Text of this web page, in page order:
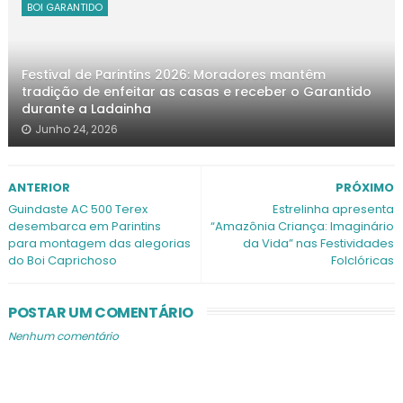
BOI GARANTIDO
Festival de Parintins 2026: Moradores mantêm
tradição de enfeitar as casas e receber o Garantido
durante a Ladainha
Junho 24, 2026
PRÓXIMO
Estrelinha apresenta
“Amazônia Criança: Imaginário
da Vida” nas Festividades
Folclóricas
ANTERIOR
Guindaste AC 500 Terex
desembarca em Parintins
para montagem das alegorias
do Boi Caprichoso
POSTAR UM COMENTÁRIO
Nenhum comentário